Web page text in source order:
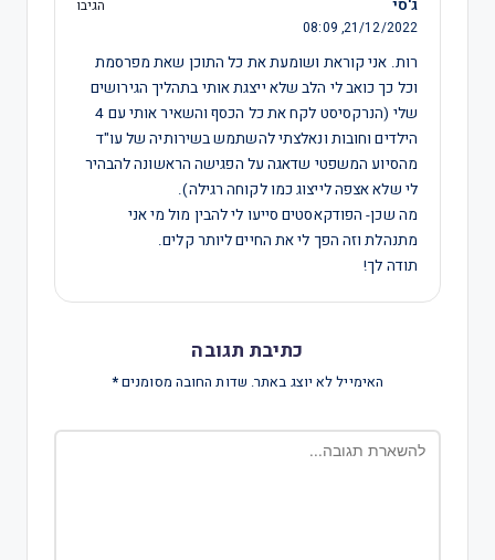
ג'סי
הגיבו
21/12/2022,
08:09
רות. אני קוראת ושומעת את כל התוכן שאת מפרסמת
וכל כך כואב לי הלב שלא ייצגת אותי בתהליך הגירושים
שלי (הנרקסיסט לקח את כל הכסף והשאיר אותי עם 4
הילדים וחובות ונאלצתי להשתמש בשירותיה של עו"ד
מהסיוע המשפטי שדאגה על הפגישה הראשונה להבהיר
לי שלא אצפה לייצוג כמו לקוחה רגילה).
מה שכן- הפודקאסטים סייעו לי להבין מול מי אני
מתנהלת וזה הפך לי את החיים ליותר קלים.
תודה לך!
כתיבת תגובה
האימייל לא יוצג באתר. שדות החובה מסומנים*